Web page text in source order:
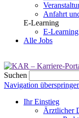
Anfahrt
E-Learning
E-Learning
Alle Jobs
Suchen
Navigation
Ihr Einstieg
Ärztlicher